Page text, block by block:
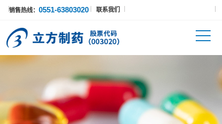
销售热线：0551-63803020 联系我们